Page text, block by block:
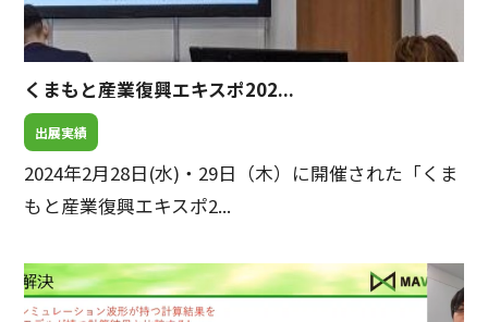
くまもと産業復興エキスポ202...
出展実績
2024年2月28日(水)・29日（木）に開催された「くま
もと産業復興エキスポ2...